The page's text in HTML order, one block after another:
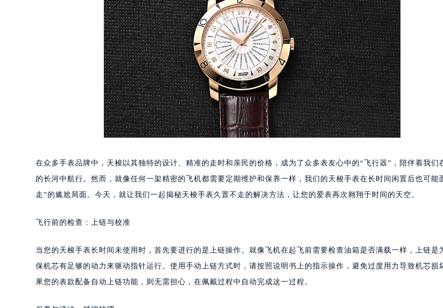
在众多手表品牌中，天梭以其独特的设计、精准的走时和亲民的价格，成为了众多表友心中的“飞行器”，陪伴着我们
的长河中航行。然而，就像任何一架精密的飞机都需要定期维护和保养一样，我们的天梭手表在长时间闲置后也可能
走”的尴尬局面。今天，就让我们一起揭秘天梭手表久置不走的解决方法，让您的爱表再次翱翔于时间的天空。
飞行前的检查：上链与校准
当您的天梭手表长时间未使用时，首先要进行的是上链操作。就像飞机在起飞前需要检查油箱是否满载一样，上链是
保机芯有足够的动力来驱动指针运行。使用手动上链方式时，请按照说明书上的指示操作，避免过度用力导致机芯损
果您的表款配备自动上链功能，则无需担心，在佩戴过程中自动完成这一过程。